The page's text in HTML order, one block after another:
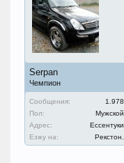
Serpan
Чемпион
Сообщения:
1.978
Пол:
Мужской
Адрес:
Ессентуки
Езжу на:
Рекстон.